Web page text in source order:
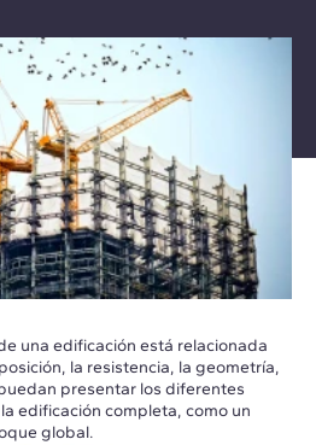
una edificación está relacionada
la resistencia, la geometría,
presentar los diferentes
edificación completa, como un
global.